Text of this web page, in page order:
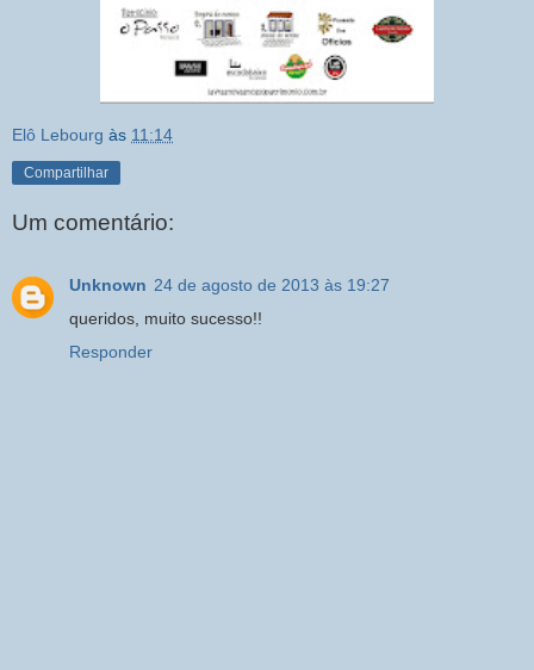
Elô Lebourg às 11:14
Compartilhar
Um comentário:
Unknown 24 de agosto de 2013 às 19:27
queridos, muito sucesso!!
Responder